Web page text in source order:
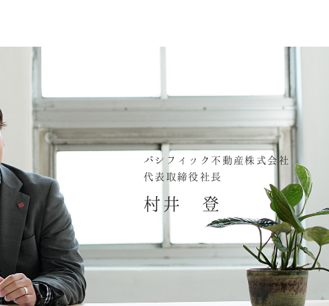
パシフィック不動産株式会社
代表取締役社長
村井 登